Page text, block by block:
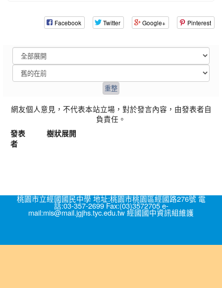
Facebook Twitter Google+ Pinterest
網友個人意見，不代表本站立場，對於發言內容，由發表者自
負責任。
發表
者
樹狀展開
桃園市立經國國民中學 地址:桃園市桃園區經國路276號 電
話:03-357-2699 Fax:(03)3572705 e-
mail:mis@mail.jgjhs.tyc.edu.tw 經國國中資訊組維護